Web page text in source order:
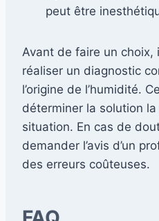
peut être
Avant de faire un choix,
réaliser un diagnostic
l’origine de l’humidité.
déterminer la solution
situation. En cas de
demander l’avis d’un
des erreurs coûteuses.